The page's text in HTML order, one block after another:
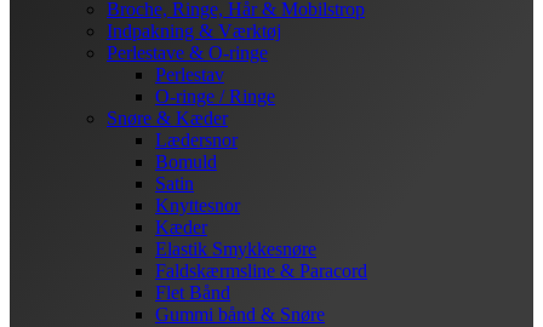
Broche, Ringe, Hår & Mobilstrop
Indpakning & Værktøj
Perlestave & O-ringe
Perlestav
O-ringe / Ringe
Snøre & Kæder
Lædersnor
Bomuld
Satin
Knyttesnor
Kæder
Elastik Smykkesnøre
Faldskærmsline & Paracord
Flet Bånd
Gummi bånd & Snøre